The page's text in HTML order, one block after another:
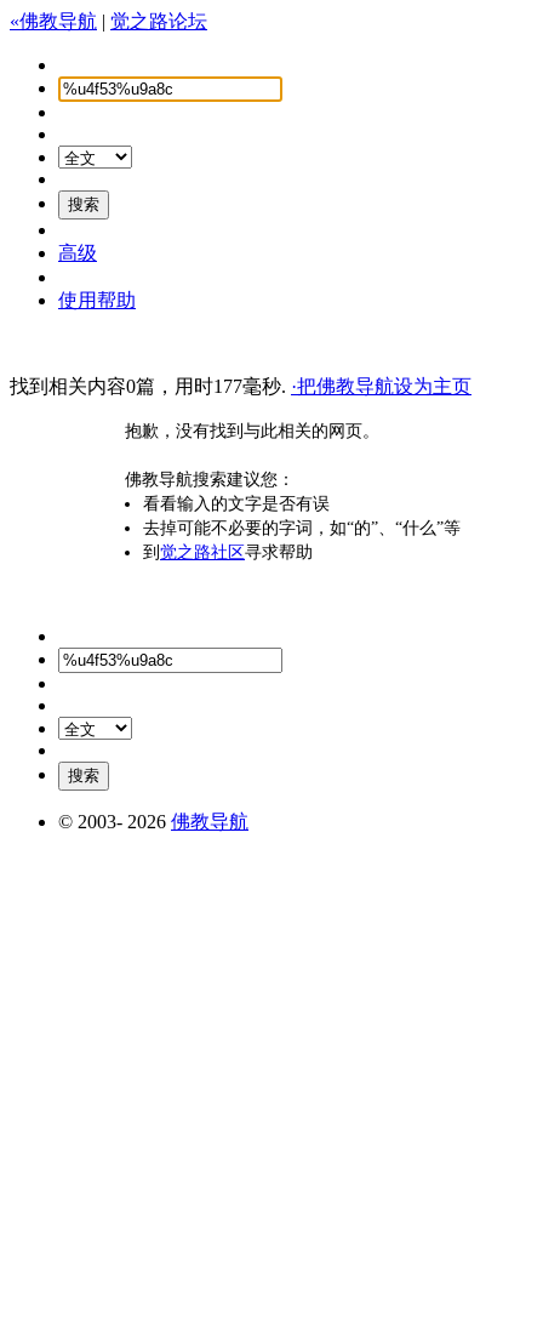
«佛教导航 | 觉之路论坛
高级
使用帮助
找到相关内容0篇，用时177毫秒. ·把佛教导航设为主页
抱歉，没有找到与此相关的网页。
佛教导航搜索建议您：
看看输入的文字是否有误
去掉可能不必要的字词，如“的”、“什么”等
到 觉之路社区寻求帮助
© 2003- 2026 佛教导航